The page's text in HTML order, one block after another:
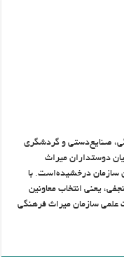
صنایع‌دستی و گردشگری
دوستداران میراث
سازمان درخشیده‌است. با
یعنی انتخاب معاونین
علمی سازمان میراث فرهنگی